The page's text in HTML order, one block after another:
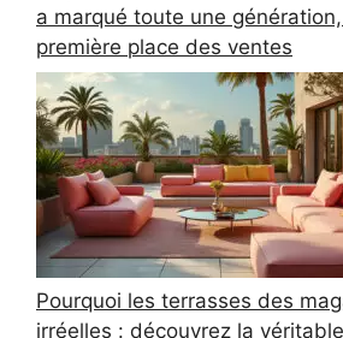
a marqué toute une
première place des ventes
Pourquoi les terrasses des
irréelles : découvrez la